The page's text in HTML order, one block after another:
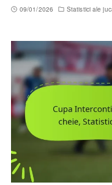
09/01/2026 Statistici ale